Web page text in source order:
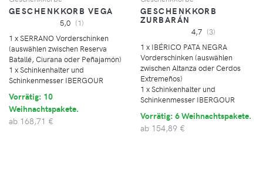
GESCHENKKORB VEGA
5,0 (1)
1 x SERRANO Vorderschinken
(auswählen zwischen Reserva
Batallé, Ciurana oder Peñajamón)
1 x Schinkenhalter und
Schinkenmesser IBERGOUR
Vorrätig: 10
Weihnachtspakete.
ab 168,71 €
GESCHENKKORB
ZURBARÁN
4,7 (3)
1 x IBÉRICO PATA NEGRA
Vorderschinken (auswählen
zwischen Altanza oder Cerdos
Extremeños)
1 x Schinkenhalter und
Schinkenmesser IBERGOUR
Vorrätig: 6 Weihnachtspakete.
ab 154,89 €